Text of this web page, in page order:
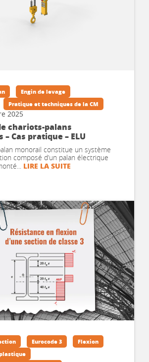
Engin de levage
Pratique et techniques de la CM
2025
chariots-palans
Cas pratique – ELU
monorail constitue un système
composé d’un palan électrique
LIRE LA SUITE
Eurocode 3
Flexion